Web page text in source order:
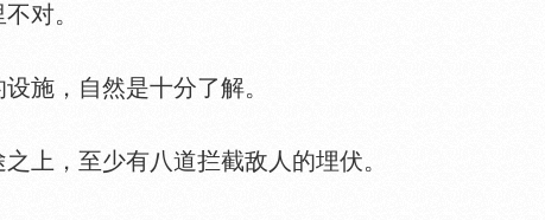
对。
，自然是十分了解。
，至少有八道拦截敌人的埋伏。